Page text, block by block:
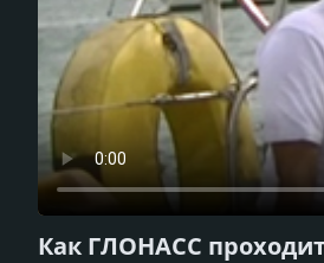
Как ГЛОНАСС